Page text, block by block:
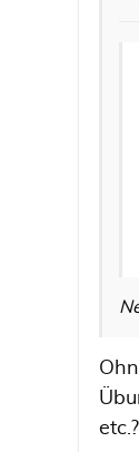
etc.?